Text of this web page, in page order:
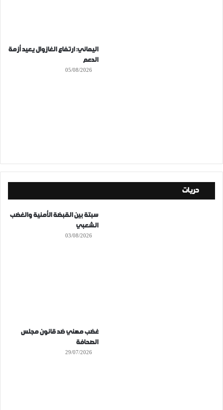
اليماني: ارتفاع الغازوال يعيد أزمة
الدعم
05/08/2026
حريات
سبتة بين القبضة الأمنية والغضب
الشعبي
03/08/2026
غضب مهني ضد قانون مجلس
الصحافة
29/07/2026